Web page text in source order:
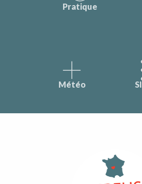
Pratique
Météo